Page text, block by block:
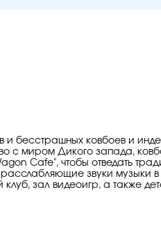
бесстрашных ковбоев и
с миром Дикого запада,
Cafe", чтобы отведать
звуки музыки в
зал видеоигр, а также